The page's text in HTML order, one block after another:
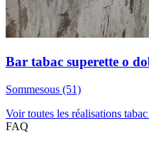
Bar tabac superette o
Sommesous (51)
Voir toutes les réalisations
FAQ